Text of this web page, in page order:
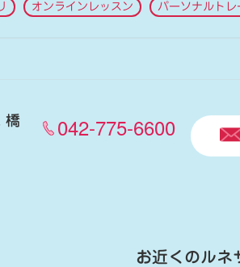
オンラインレッスン パーソナルトレ
橋 042-775-6600
お近くのルネ